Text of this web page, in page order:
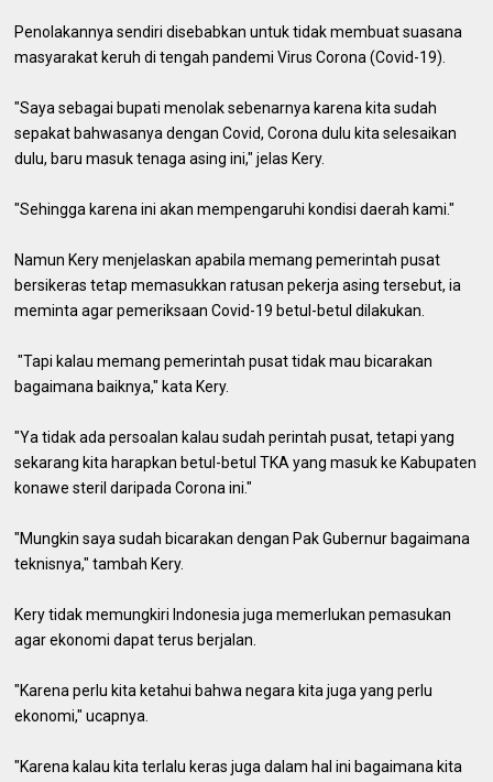
Penolakannya sendiri disebabkan untuk tidak membuat suasana
masyarakat keruh di tengah pandemi Virus Corona (Covid-19).
"Saya sebagai bupati menolak sebenarnya karena kita sudah
sepakat bahwasanya dengan Covid, Corona dulu kita selesaikan
dulu, baru masuk tenaga asing ini," jelas Kery.
"Sehingga karena ini akan mempengaruhi kondisi daerah kami."
Namun Kery menjelaskan apabila memang pemerintah pusat
bersikeras tetap memasukkan ratusan pekerja asing tersebut, ia
meminta agar pemeriksaan Covid-19 betul-betul dilakukan.
"Tapi kalau memang pemerintah pusat tidak mau bicarakan
bagaimana baiknya," kata Kery.
"Ya tidak ada persoalan kalau sudah perintah pusat, tetapi yang
sekarang kita harapkan betul-betul TKA yang masuk ke Kabupaten
konawe steril daripada Corona ini."
"Mungkin saya sudah bicarakan dengan Pak Gubernur bagaimana
teknisnya," tambah Kery.
Kery tidak memungkiri Indonesia juga memerlukan pemasukan
agar ekonomi dapat terus berjalan.
"Karena perlu kita ketahui bahwa negara kita juga yang perlu
ekonomi," ucapnya.
"Karena kalau kita terlalu keras juga dalam hal ini bagaimana kita